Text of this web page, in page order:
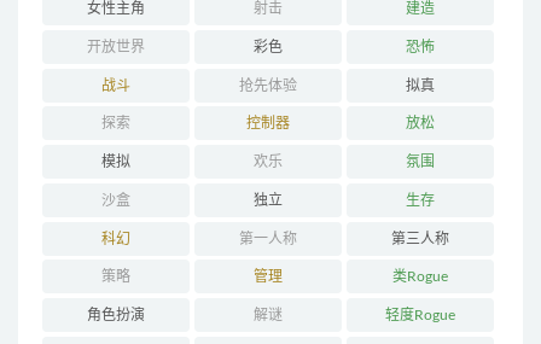
女性主角 射击 建造
开放世界 彩色 恐怖
战斗 抢先体验 拟真
探索 控制器 放松
模拟 欢乐 氛围
沙盒 独立 生存
科幻 第一人称 第三人称
策略 管理 类Rogue
角色扮演 解谜 轻度Rogue